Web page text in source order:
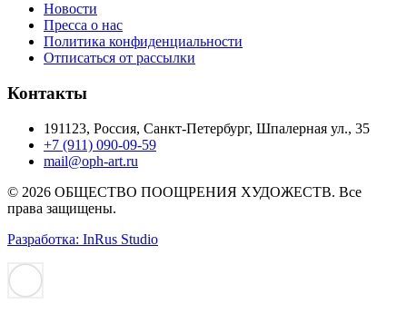
Новости
Пресса о нас
Политика конфиденциальности
Отписаться от рассылки
Контакты
191123, Россия, Санкт-Петербург, Шпалерная ул., 35
+7 (911) 090-09-59
mail@oph-art.ru
© 2026 ОБЩЕСТВО ПООЩРЕНИЯ ХУДОЖЕСТВ. Все
права защищены.
Разработка: InRus Studio